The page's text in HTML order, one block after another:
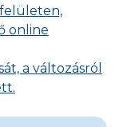
online
a változásról